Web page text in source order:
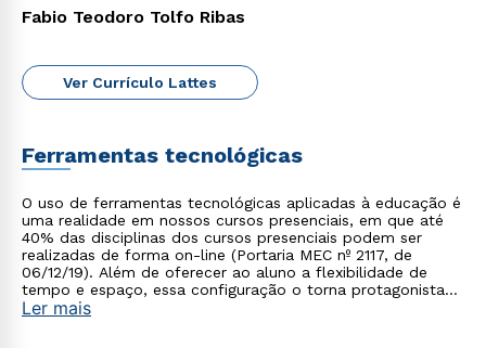
Fabio Teodoro Tolfo Ribas
Ver Currículo Lattes
Ferramentas tecnológicas
O uso de ferramentas tecnológicas aplicadas à educação é
uma realidade em nossos cursos presenciais, em que até
40% das disciplinas dos cursos presenciais podem ser
realizadas de forma on-line (Portaria MEC nº 2117, de
06/12/19). Além de oferecer ao aluno a flexibilidade de
tempo e espaço, essa configuração o torna protagonista
no processo de construção do seu conhecimento.
Ler mais
WhatsApp
Estou de acordo com aPolítica de Privacidade.e
autorizo que meus dados sejam utilizados para o
envio de conteúdos da Cruzeiro do Sul.